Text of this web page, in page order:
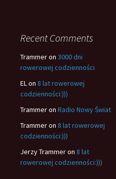
Recent Comments
Trammeron 3000 dni
rowerowej codzienności
ELon 8 lat rowerowej
codzienności:)))
Trammeron Radio Nowy Świat
Trammeron 8 lat rowerowej
codzienności:)))
Jerzy Trammeron 8 lat
rowerowej codzienności:)))